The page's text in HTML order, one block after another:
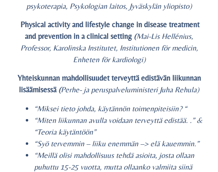
psykoterapia, Psykologian laitos, Jyväskylän yliopisto)
Physical activity and lifestyle change in disease treatment
and prevention in a clinical setting (Mai-Lis Hellénius,
Professor, Karolinska Institutet, Institutionen för medicin,
Enheten för kardiologi)
Yhteiskunnan mahdollisuudet terveyttä edistävän liikunnan
lisäämisessä (Perhe- ja peruspalveluministeri Juha Rehula)
“Miksei tieto johda, käytännön toimenpiteisiin? “
“Miten liikunnan avulla voidaan terveyttä edistää. .” &
“Teoria käytäntöön”
“Syö tervemmin – liiku enemmän –> elä kauemmin.”
“Meillä olisi mahdollisuus tehdä asioita, josta ollaan
puhuttu 15-25 vuotta, mutta ollaanko valmiita siinä